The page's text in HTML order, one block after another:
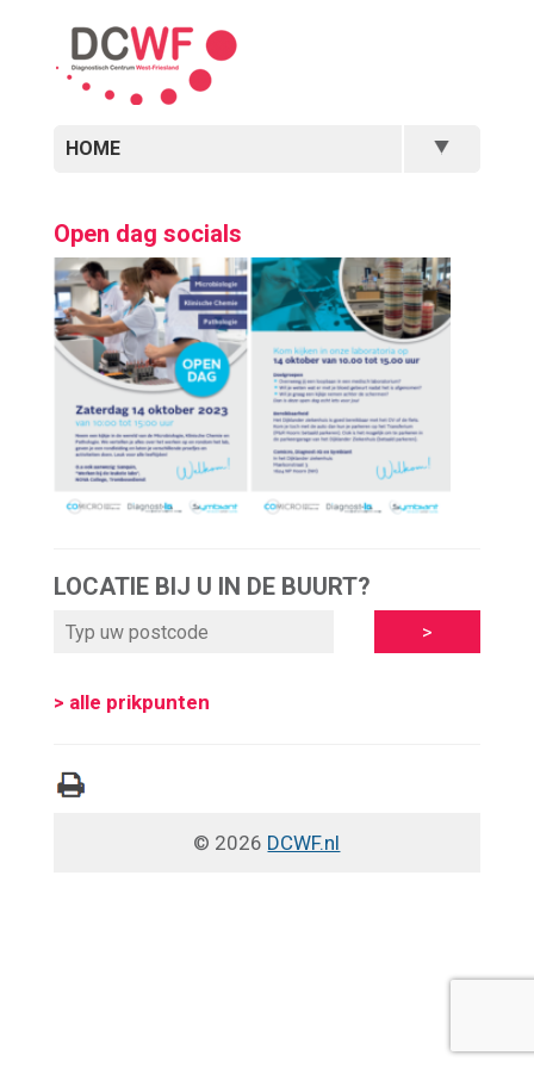
HOME
Open dag socials
LOCATIE BIJ U IN DE BUURT?
> alle prikpunten
© 2026 DCWF.nl